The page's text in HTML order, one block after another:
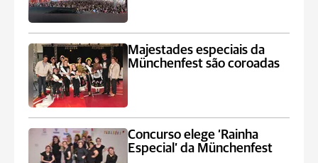
Majestades especiais da
Münchenfest são coroadas
Concurso elege ‘Rainha
Especial’ da Münchenfest